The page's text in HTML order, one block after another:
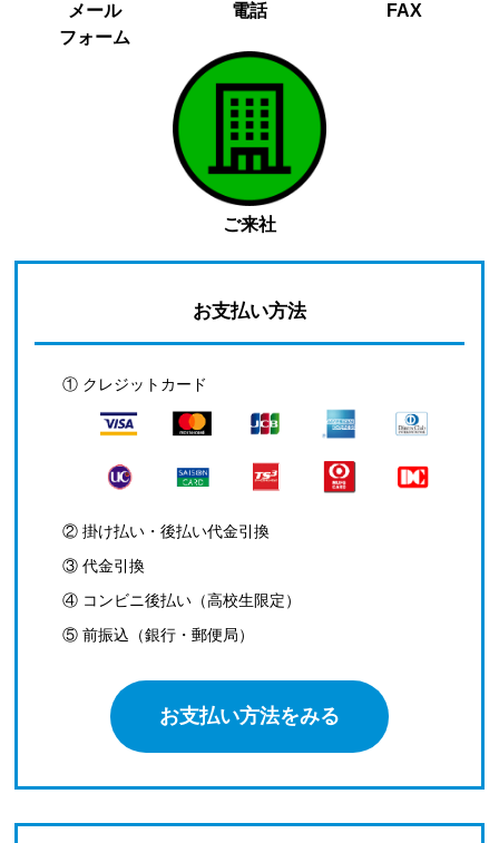
メール
フォーム
電話 FAX
ご来社
お支払い方法
① クレジットカード
② 掛け払い・後払い代金引換
③ 代金引換
④ コンビニ後払い（高校生限定）
⑤ 前振込（銀行・郵便局）
お支払い方法をみる